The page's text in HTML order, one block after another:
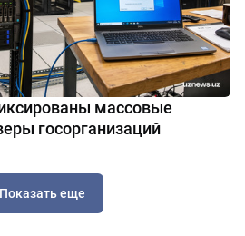
массовые
госорганизаций
Показать еще